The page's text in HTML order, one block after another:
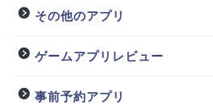
その他のアプリ
ゲームアプリレビュー
事前予約アプリ